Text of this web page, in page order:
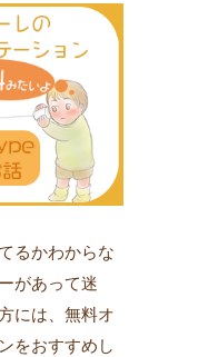
るかわからな
があって迷
には、無料オ
をおすすめし